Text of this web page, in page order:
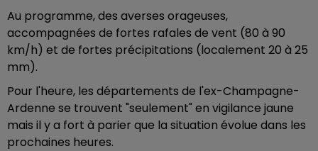
Au programme, des averses orageuses,
accompagnées de fortes rafales de vent (80 à 90
km/h) et de fortes précipitations (localement 20 à 25
mm).
Pour l'heure, les départements de l'ex-Champagne-
Ardenne se trouvent "seulement" en vigilance jaune
mais il y a fort à parier que la situation évolue dans les
prochaines heures.